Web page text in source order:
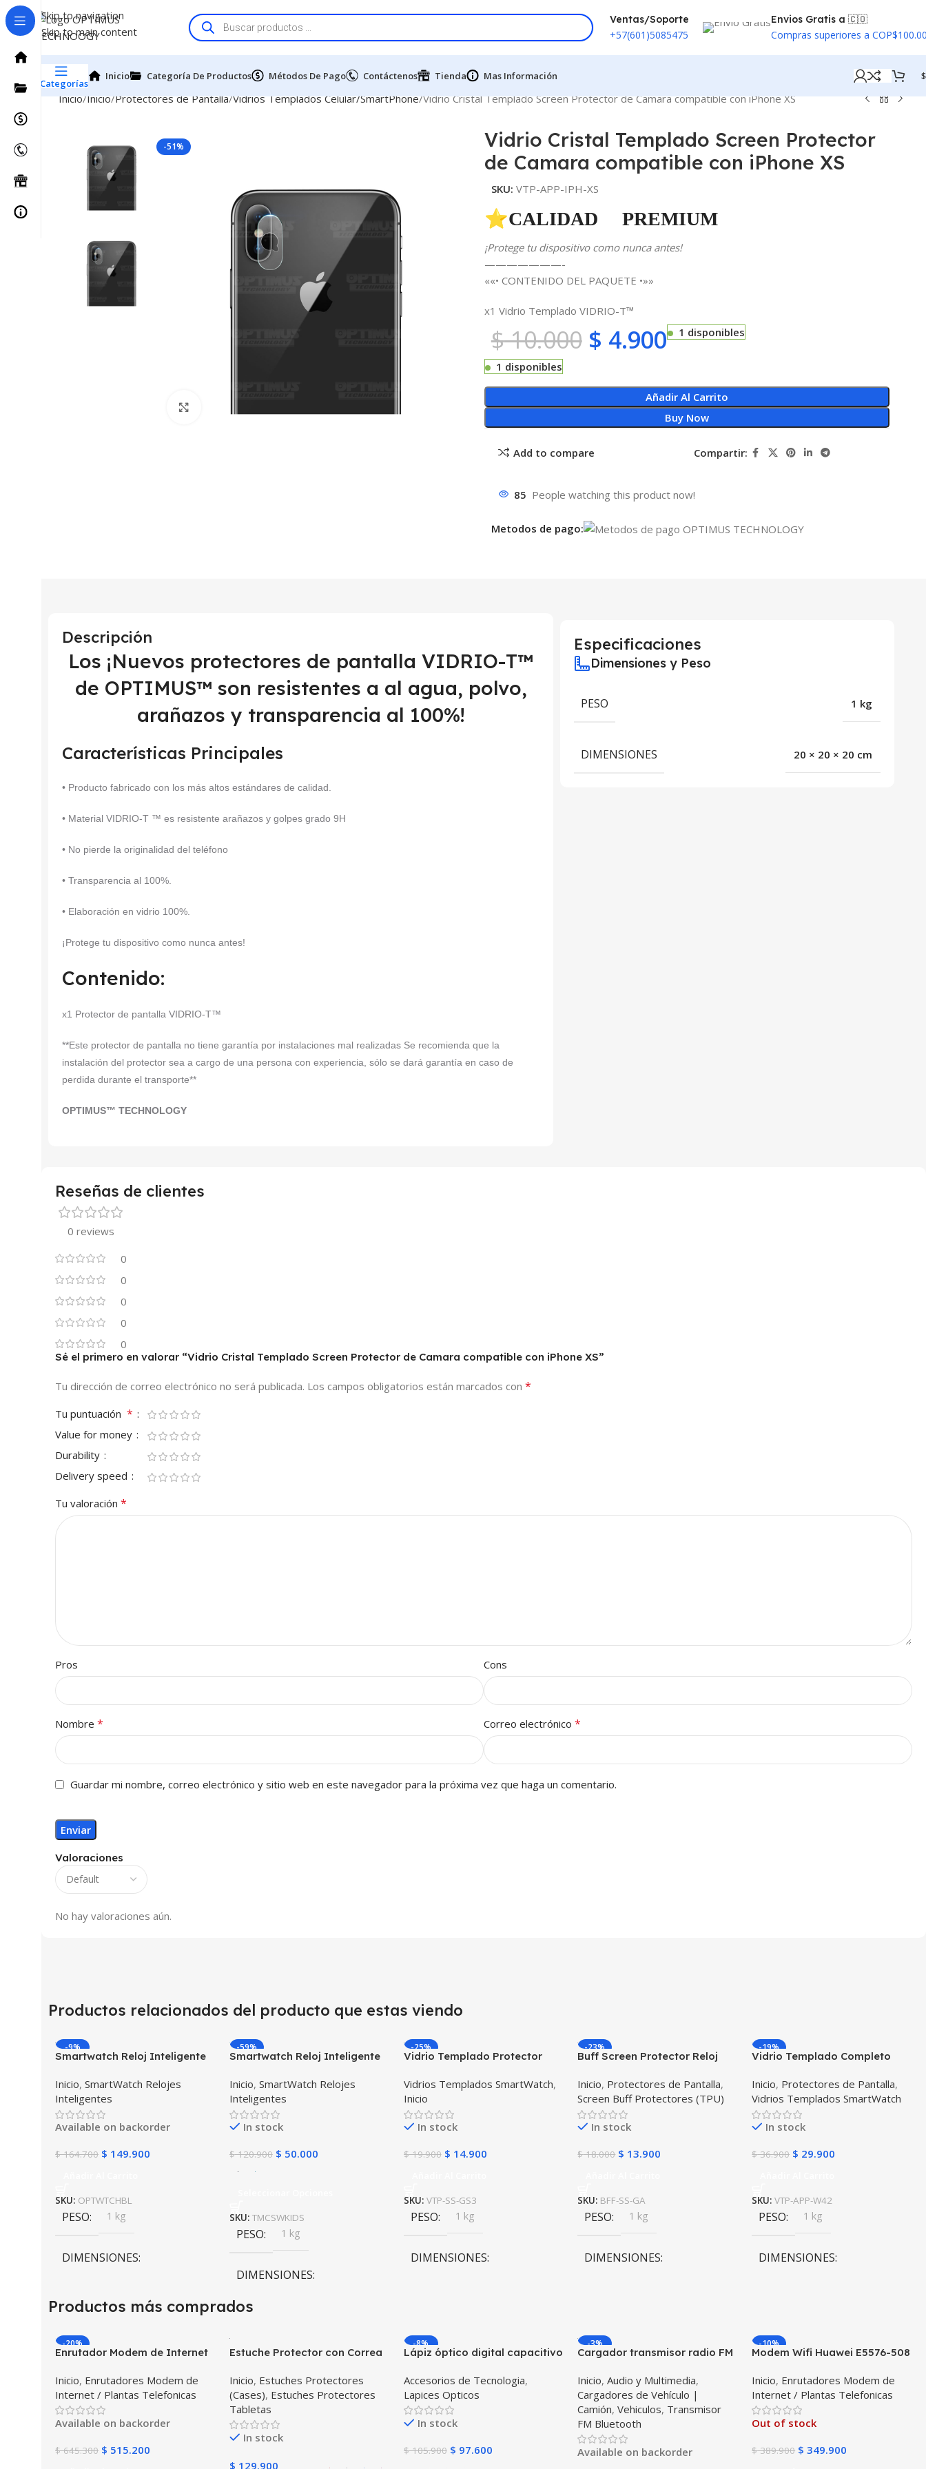
Skip to navigation
Skip to main content
Ventas/Soporte
+57(601)5085475
Envios Gratis a 🇨🇴
Compras superiores a
Categorías
Inicio Categoría De Productos Métodos De Pago Contáctenos Tienda Mas Información $
Inicio Inicio Protectores de Pantalla Vidrios Templados Celular/SmartPhone Vidrio Cristal Templado Screen Protector de Camara compatible con iPhone XS
-51%
Vidrio Cristal Templado Screen Protector
de Camara compatible con iPhone XS
SKU: VTP-APP-IPH-XS
⭐CALIDAD PREMIUM
¡Protege tu dispositivo como nunca antes!
———————-
««• CONTENIDO DEL PAQUETE •»»
x1 Vidrio Templado VIDRIO-T™
$10.000 $ 4.900 1 disponibles
1 disponibles
Añadir Al Carrito
Buy Now
Add to compare Compartir:
85 People watching this product now!
Metodos de pago:
Descripción
Los ¡Nuevos protectores de pantalla VIDRIO-T™
de OPTIMUS™ son resistentes a al agua, polvo,
arañazos y transparencia al 100%!
Características Principales
• Producto fabricado con los más altos estándares de calidad.
• Material VIDRIO-T ™ es resistente arañazos y golpes grado 9H
• No pierde la originalidad del teléfono
• Transparencia al 100%.
• Elaboración en vidrio 100%.
¡Protege tu dispositivo como nunca antes!
Contenido:
x1 Protector de pantalla VIDRIO-T™
**Este protector de pantalla no tiene garantía por instalaciones mal realizadas Se recomienda que la
instalación del protector sea a cargo de una persona con experiencia, sólo se dará garantía en caso de
perdida durante el transporte**
OPTIMUS™ TECHNOLOGY
Especificaciones
Dimensiones y Peso
PESO 1 kg
DIMENSIONES 20 × 20 × 20 cm
Reseñas de clientes
0 reviews
0
0
0
0
0
Valoraciones
No hay valoraciones aún.
Sé el primero en valorar “Vidrio Cristal Templado Screen Protector de Camara compatible con iPhone XS”
Tu dirección de correo electrónico no será publicada. Los campos obligatorios están marcados con *
Tu puntuación *
Value for money
Durability
Delivery speed
Tu valoración *
Pros Cons
Nombre * Correo electrónico *
Guardar mi nombre, correo electrónico y sitio web en este navegador para la próxima vez que haga un comentario.
Productos relacionados del producto que estas viendo
-9%
Smartwatch Reloj Inteligente
W34 Iwo 10 12) Compatible
Android y iPhone
Inicio, SmartWatch Relojes
Inteligentes
Available on backorder
$164.700 $ 149.900
SKU: OPTWTCHBL
PESO 1 kg
DIMENSIONES
-59%
Smartwatch Reloj Inteligente
SOS
Inicio, SmartWatch Relojes
Inteligentes
In stock
$120.900 $ 50.000
SKU: TMCSWKIDS
PESO 1 kg
DIMENSIONES
10 × 10 × 10 cm
COLOR
Negro ,Azul ,Verde ,Rosa ,
Azul Oscuro
-25%
Vidrio Templado Protector
Smartwatch Samsung Gear S3
Frontier
Vidrios Templados SmartWatch,
Inicio
In stock
$19.900 $ 14.900
SKU: VTP-SS-GS3
PESO 1 kg
DIMENSIONES
-23%
Buff Screen Protector Reloj
Samsung Galaxy Active
Inicio, Protectores de Pantalla,
Screen Buff Protectores (TPU)
In stock
$18.000 $ 13.900
SKU: BFF-SS-GA
PESO 1 kg
DIMENSIONES
-19%
Vidrio Templado Completo
Inicio, Protectores de Pantalla,
Vidrios Templados SmartWatch
In stock
$36.900 $ 29.900
SKU:VTP-APP-W42
PESO 1 kg
DIMENSIONES
Productos más comprados
-20%
Enrutador Modem de Internet
Operador 4G LTE SIMCARD
Inicio, Enrutadores Modem de
Internet / Plantas Telefonicas
Available on backorder
$645.300 $ 515.200
Estuche Protector con Correa
Galaxy Tab A8 10.5 2021 –
2022 SM-x200 SM-x205 Anti
golpes con soporte
Inicio, Estuches Protectores
(Cases), Estuches Protectores
Tabletas
In stock
$ 129.900
-8%
Lápiz óptico digital capacitivo
con Android, iOS y Windows
para Tablets, Celulares y PC
Táctil
Accesorios de Tecnologia,
Lapices Opticos
In stock
$105.900 $ 97.600
-3%
Cargador transmisor radio FM
automóvil Vehículos Camiones
de tres puertos 2USB + 1Tipo C
OPTIMUS BT23
Inicio,Audio y Multimedia,
Cargadores de Vehículo |
Camión,Vehiculos, Transmisor
FM Bluetooth
Available on backorder
-10%
Modem Wifi Huawei E5576-508
Operador
Inicio, Enrutadores Modem de
Internet / Plantas Telefonicas
Out of stock
$389.900 $ 349.900